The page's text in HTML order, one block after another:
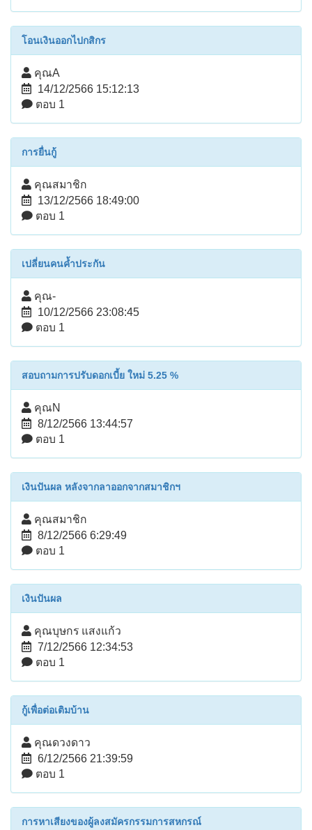
โอนเงินออกไปกสิกร
คุณA
14/12/2566 15:12:13
ตอบ 1
การยื่นกู้
คุณสมาชิก
13/12/2566 18:49:00
ตอบ 1
เปลี่ยนคนค้ำประกัน
คุณ-
10/12/2566 23:08:45
ตอบ 1
สอบถามการปรับดอกเบี้ย ใหม่ 5.25 %
คุณN
8/12/2566 13:44:57
ตอบ 1
เงินปันผล หลังจากลาออกจากสมาชิกฯ
คุณสมาชิก
8/12/2566 6:29:49
ตอบ 1
เงินปันผล
คุณบุษกร แสงแก้ว
7/12/2566 12:34:53
ตอบ 1
กู้เพื่อต่อเติมบ้าน
คุณดวงดาว
6/12/2566 21:39:59
ตอบ 1
การหาเสียงของผู้ลงสมัครกรรมการสหกรณ์